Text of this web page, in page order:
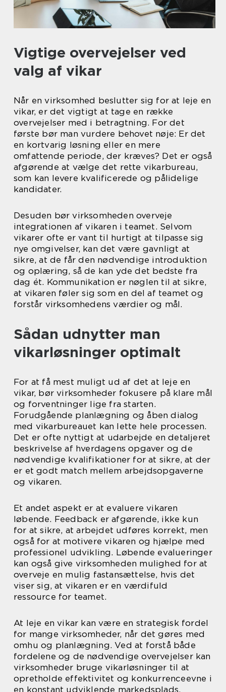
Vigtige overvejelser ved
valg af vikar
Når en virksomhed beslutter sig for at leje en
vikar, er det vigtigt at tage en række
overvejelser med i betragtning. For det
første bør man vurdere behovet nøje: Er det
en kortvarig løsning eller en mere
omfattende periode, der kræves? Det er også
afgørende at vælge det rette vikarbureau,
som kan levere kvalificerede og pålidelige
kandidater.
Desuden bør virksomheden overveje
integrationen af vikaren i teamet. Selvom
vikarer ofte er vant til hurtigt at tilpasse sig
nye omgivelser, kan det være gavnligt at
sikre, at de får den nødvendige introduktion
og oplæring, så de kan yde det bedste fra
dag ét. Kommunikation er nøglen til at sikre,
at vikaren føler sig som en del af teamet og
forstår virksomhedens værdier og mål.
Sådan udnytter man
vikarløsninger optimalt
For at få mest muligt ud af det at leje en
vikar, bør virksomheder fokusere på klare mål
og forventninger lige fra starten.
Forudgående planlægning og åben dialog
med vikarbureauet kan lette hele processen.
Det er ofte nyttigt at udarbejde en detaljeret
beskrivelse af hverdagens opgaver og de
nødvendige kvalifikationer for at sikre, at der
er et godt match mellem arbejdsopgaverne
og vikaren.
Et andet aspekt er at evaluere vikaren
løbende. Feedback er afgørende, ikke kun
for at sikre, at arbejdet udføres korrekt, men
også for at motivere vikaren og hjælpe med
professionel udvikling. Løbende evalueringer
kan også give virksomheden mulighed for at
overveje en mulig fastansættelse, hvis det
viser sig, at vikaren er en værdifuld
ressource for teamet.
At leje en vikar kan være en strategisk fordel
for mange virksomheder, når det gøres med
omhu og planlægning. Ved at forstå både
fordelene og de nødvendige overvejelser kan
virksomheder bruge vikarløsninger til at
opretholde effektivitet og konkurrenceevne i
en konstant udviklende markedsplads.